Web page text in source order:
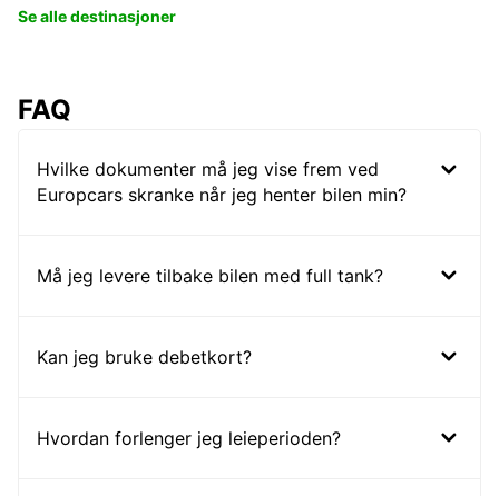
Se alle destinasjoner
FAQ
Hvilke dokumenter må jeg vise frem ved
Europcars skranke når jeg henter bilen min?
Må jeg levere tilbake bilen med full tank?
Kan jeg bruke debetkort?
Hvordan forlenger jeg leieperioden?